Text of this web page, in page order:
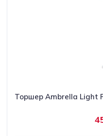
Торшер Ambrella Light